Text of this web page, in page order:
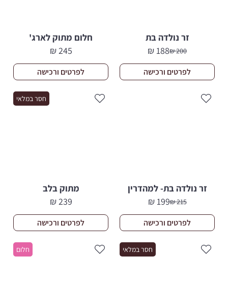
זר נולדה בת
200
₪המחיר
המקורי
היה:
188
₪
המחיר
הנוכחי
הוא:
לפרטים ורכישה
חלום מתוק לארג'
245
₪
לפרטים ורכישה
זר נולדה בת- למהדרין
215
₪המחיר
המקורי
היה:
199
₪
המחיר
הנוכחי
הוא:
לפרטים ורכישה
חסר במלאי
מתוק בלב
239
₪
לפרטים ורכישה
חסר במלאי חלום